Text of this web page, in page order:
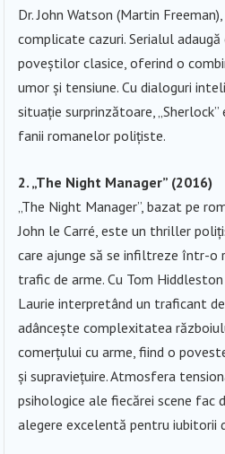
Dr. John Watson (Martin
complicate cazuri. Serialul
poveștilor clasice, oferind o
umor și tensiune. Cu dialoguri
situație surprinzătoare,
fanii romanelor polițiste.
2. „The Night Manager” (2016)
„The Night Manager”, bazat pe
John le Carré, este un thriller
care ajunge să se infiltreze într-o
trafic de arme. Cu Tom
Laurie interpretând un traficant
adâncește complexitatea
comerțului cu arme, fiind o
și supraviețuire. Atmosfera
psihologice ale fiecărei scene fac
alegere excelentă pentru iubitorii